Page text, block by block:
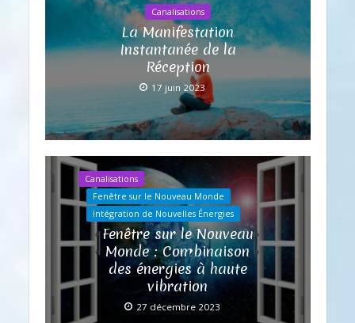
Canalisations
La Manifestation
Instantanée de la
Réception
17 juin 2023
Canalisations
Fenêtre sur le Nouveau Monde
Intégration de Nouvelles Énergies
Fenêtre sur le Nouveau
Monde : Combinaison
des énergies à haute
vibration
27 décembre 2023